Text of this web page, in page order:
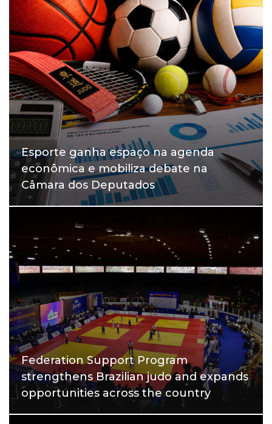
Esporte ganha espaço na agenda
econômica e mobiliza debate na
Câmara dos Deputados
Federation Support Program
strengthens Brazilian judo and expands
opportunities across the country